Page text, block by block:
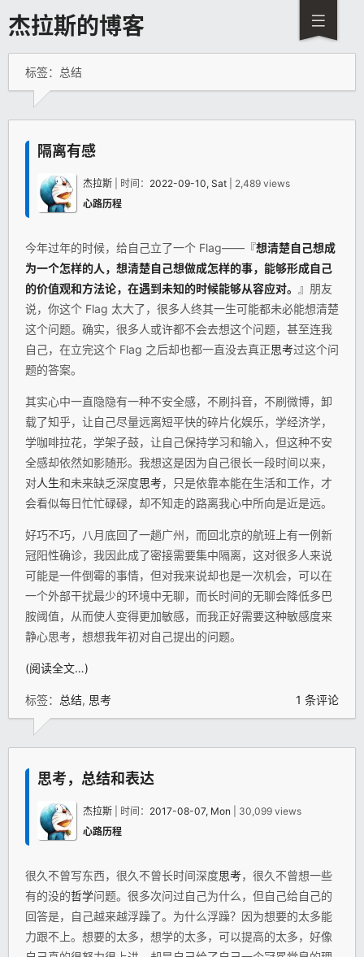
杰拉斯的博客
标签：总结
隔离有感
杰拉斯 | 时间： 2022-09-10, Sat | 2,489 views
心路历程
今年过年的时候，给自己立了一个 Flag——『想清楚自己想成
为一个怎样的人，想清楚自己想做成怎样的事，能够形成自己
的价值观和方法论，在遇到未知的时候能够从容应对。
』朋友
说，你这个 Flag 太大了，很多人终其一生可能都未必能想清楚
这个问题。确实，很多人或许都不会去想这个问题，甚至连我
自己，在立完这个 Flag 之后却也都一直没去真正思考过这个问
题的答案。
其实心中一直隐隐有一种不安全感，不刷抖音，不刷微博，卸
载了知乎，让自己尽量远离短平快的碎片化娱乐，学经济学，
学咖啡拉花，学架子鼓，让自己保持学习和输入，但这种不安
全感却依然如影随形。我想这是因为自己很长一段时间以来，
对人生和未来缺乏深度思考，只是依靠本能在生活和工作，才
会看似每日忙忙碌碌，却不知走的路离我心中所向是近是远。
好巧不巧，八月底回了一趟广州，而回北京的航班上有一例新
冠阳性确诊，我因此成了密接需要集中隔离，这对很多人来说
可能是一件倒霉的事情，但对我来说却也是一次机会，可以在
一个外部干扰最少的环境中无聊，而长时间的无聊会降低多巴
胺阈值，从而使人变得更加敏感，而我正好需要这种敏感度来
静心思考，想想我年初对自己提出的问题。
(阅读全文…)
标签： 总结, 思考 1 条评论
思考，总结和表达
杰拉斯 | 时间： 2017-08-07, Mon | 30,099 views
心路历程
很久不曾写东西，很久不曾长时间深度思考，很久不曾想一些
有的没的哲学问题。很多次问过自己为什么，但自己给自己的
回答是，自己越来越浮躁了。为什么浮躁？因为想要的太多能
力跟不上。想要的太多，想学的太多，可以提高的太多，好像